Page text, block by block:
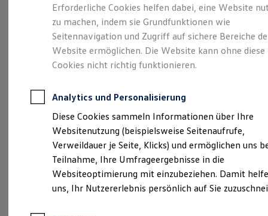
Leasing
Leasing-Angebote
Gebrauchtwagen Leasing
Junge Gebrauchtwagen-Leasing
Elektroauto Leasing
Kleinwagen-Leasing
Leasing ohne Anzahlung
Autokredit mit Schlussrate
Versicherungen und Garantien
Kfz-Versicherung
Restschuldversicherungen
Garantien
Wartungsverträge
Geschäftskunden
Professional Class bei Volkswagen
Großkunden
Behörden
Folgen Sie uns auf
Instagram und
Facebook
Erforderliche Cookies helfen dabei, eine Website
zu machen, indem sie Grundfunktionen wie
Seitennavigation und Zugriff auf sichere Bereiche
Website ermöglichen. Die Website kann ohne diese
Cookies nicht richtig funktionieren.
Analytics und Personalisierung
Diese Cookies sammeln Informationen über Ihre
Websitenutzung (beispielsweise Seitenaufrufe,
Verweildauer je Seite, Klicks) und ermöglichen uns
Teilnahme, Ihre Umfrageergebnisse in die
Websiteoptimierung mit einzubeziehen. Damit
uns, Ihr Nutzererlebnis persönlich auf Sie